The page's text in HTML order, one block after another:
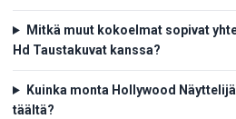
Mitkä muut kokoelmat sopivat
Hd Taustakuvat kanssa?
Kuinka monta Hollywood
täältä?